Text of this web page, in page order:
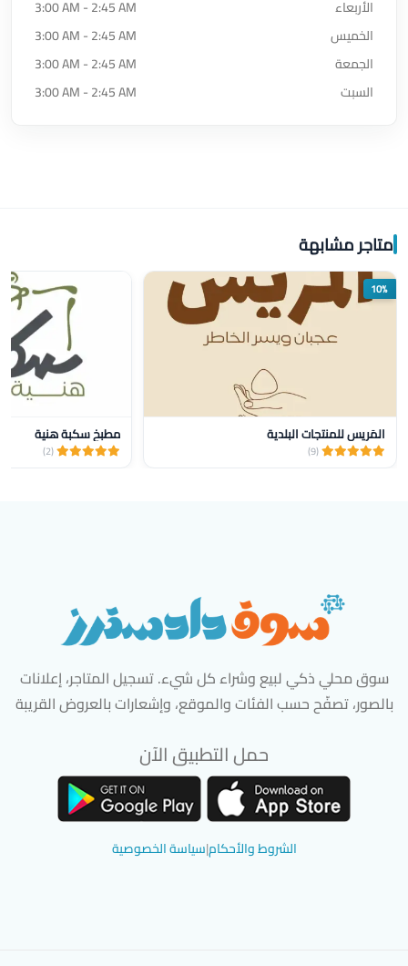
الأربعاء
3:00 AM - 2:45 AM
الخميس
3:00 AM - 2:45 AM
الجمعة
3:00 AM - 2:45 AM
السبت
3:00 AM - 2:45 AM
متاجر مشابهة
10%
المَريس للمنتجات البلدية
(9)
مطبخ سكبة هنية
(2)
سوق محلي ذكي لبيع وشراء كل شيء. تسجيل المتاجر، إعلانات
بالصور، تصفّح حسب الفئات والموقع، وإشعارات بالعروض القريبة
حمل التطبيق الآن
الشروط والأحكام|سياسة الخصوصية